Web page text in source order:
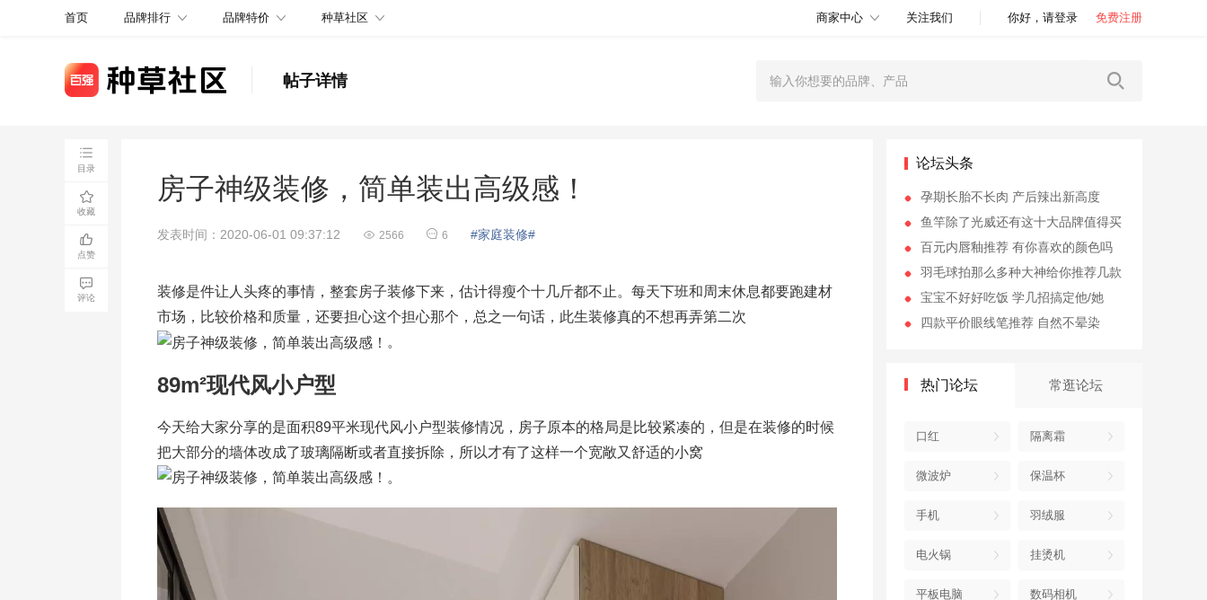
首页 品牌排行 品牌特价 种草社区 商家中心 关注我们 你好，请登录 免费注册
帖子详情
目录
收藏
点赞
评论
房子神级装修，简单装出高级感！
发表时间：2020-06-01 09:37:12 2566 6 #家庭装修#
装修是件让人头疼的事情，整套房子装修下来，估计得瘦个十几斤都不止。每天下班和周末休息都要跑建材
市场，比较价格和质量，还要担心这个担心那个，总之一句话，此生装修真的不想再弄第二次
。
89m²现代风小户型
今天给大家分享的是面积89平米现代风小户型装修情况，房子原本的格局是比较紧凑的，但是在装修的时候
把大部分的墙体改成了玻璃隔断或者直接拆除，所以才有了这样一个宽敞又舒适的小窝
。
论坛头条
孕期长胎不长肉 产后辣出新高度
鱼竿除了光威还有这十大品牌值得买
百元内唇釉推荐 有你喜欢的颜色吗
羽毛球拍那么多种大神给你推荐几款
宝宝不好好吃饭 学几招搞定他/她
四款平价眼线笔推荐 自然不晕染
热门论坛 常逛论坛
口红 隔离霜
微波炉 保温杯
手机 羽绒服
电火锅 挂烫机
平板电脑 数码相机